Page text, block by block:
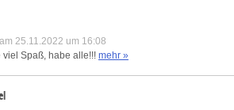
am 25.11.2022 um 16:08
Spaß, habe alle!!! mehr »